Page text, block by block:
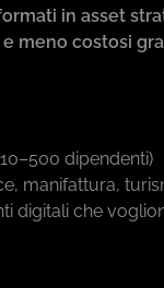
in asset
meno costosi
dipendenti)
manifattura,
digitali che